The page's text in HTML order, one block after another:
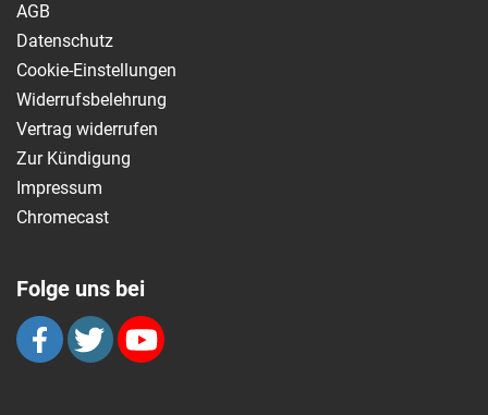
AGB
Datenschutz
Cookie-Einstellungen
Widerrufsbelehrung
Vertrag widerrufen
Zur Kündigung
Impressum
Chromecast
Folge uns bei